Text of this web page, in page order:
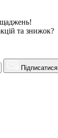
та знижок?
Підписатися